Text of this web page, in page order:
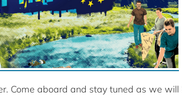
Come aboard and stay tuned as we will